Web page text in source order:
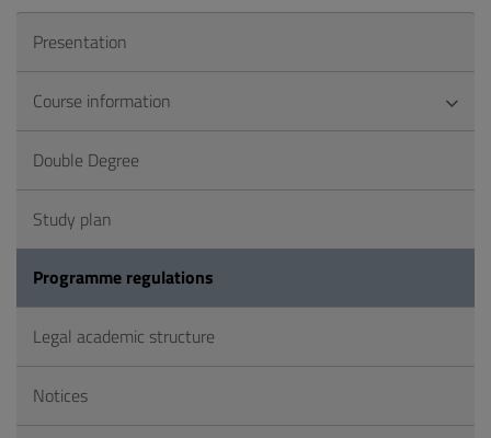
Presentation
Course information
Double Degree
Study plan
Programme regulations
Legal academic structure
Notices